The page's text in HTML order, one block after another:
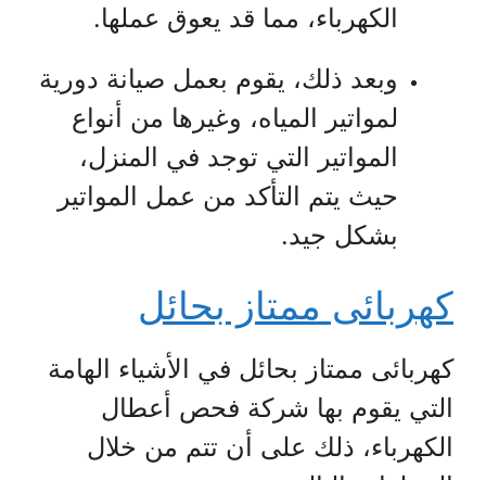
الكهرباء، مما قد يعوق عملها.
وبعد ذلك، يقوم بعمل صيانة دورية
لمواتير المياه، وغيرها من أنواع
المواتير التي توجد في المنزل،
حيث يتم التأكد من عمل المواتير
بشكل جيد.
كهربائى ممتاز بحائل
كهربائى ممتاز بحائل في الأشياء الهامة
التي يقوم بها شركة فحص أعطال
الكهرباء، ذلك على أن تتم من خلال